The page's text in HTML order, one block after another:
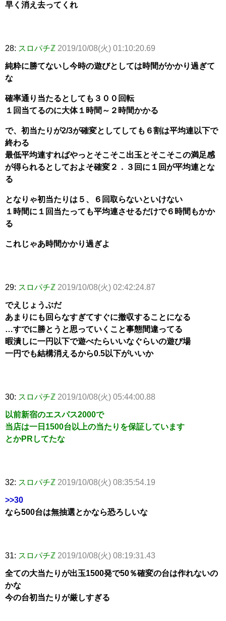
早く消え去ってくれ
28: スロパチℤ 2019/10/08(火) 01:10:20.69
純粋に勝てないし今時の遊びとしては時間がかかり過ぎて
な
確率通り当たるとしても３００回転
１回当てるのに大体１時間～２時間かかる
で、初当たりが2/3が確変としてしても６割は平均連以下で
終わる
最低平均連すればやっとそこそこ出玉とそこそこの満足感
が得られるとしておよそ確変２．３回に１回が平均連とな
る
となりゃ初当たりは５、６回取らないといけない
１時間に１回当たっても平均連させるだけで６時間もかか
る
これじゃあ時間かかり過ぎよ
29: スロパチℤ 2019/10/08(火) 02:42:24.87
でえじょうぶだ
あまりにも回らなすぎてすぐに撤収することになる
…すでに勝とうと思っていくこと事態間違ってる
暇潰しに一円以下で遊べたらいいなぐらいの遊び場
一円でも結構消えるから0.5以下がいいか
30: スロパチℤ 2019/10/08(火) 05:44:00.88
以前新宿のエスパス2000で
当店は一日1500台以上の当たりを保証しています
とかPRしてたな
32: スロパチℤ 2019/10/08(火) 08:35:54.19
>>30
なら500台は無抽選とかなら恐ろしいな
31: スロパチℤ 2019/10/08(火) 08:19:31.43
全ての大当たりが出玉1500発で50％確変の台は作れないの
かな
今の台初当たりが厳しすぎる